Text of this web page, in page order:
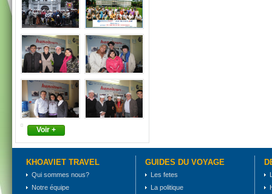
Voir +
KHOAVIET TRAVEL
Qui sommes nous?
Notre équipe
GUIDES DU VOYAGE
Les fetes
La politique